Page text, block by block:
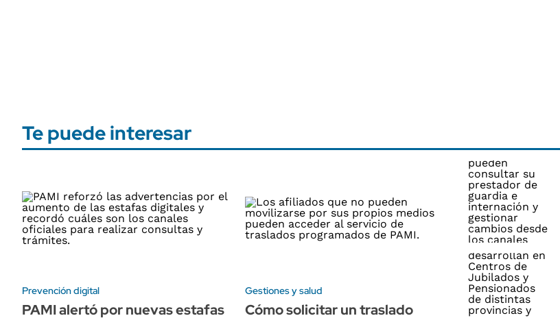
Te puede interesar
Prevención digital
PAMI alertó por nuevas estafas
Gestiones y salud
Cómo solicitar un traslado